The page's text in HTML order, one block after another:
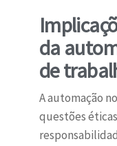
da
de
A automação
questões